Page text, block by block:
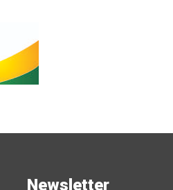
Newsletter